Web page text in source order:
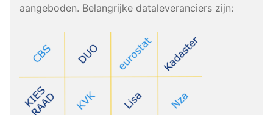
aangeboden. Belangrijke dataleveranciers zijn: